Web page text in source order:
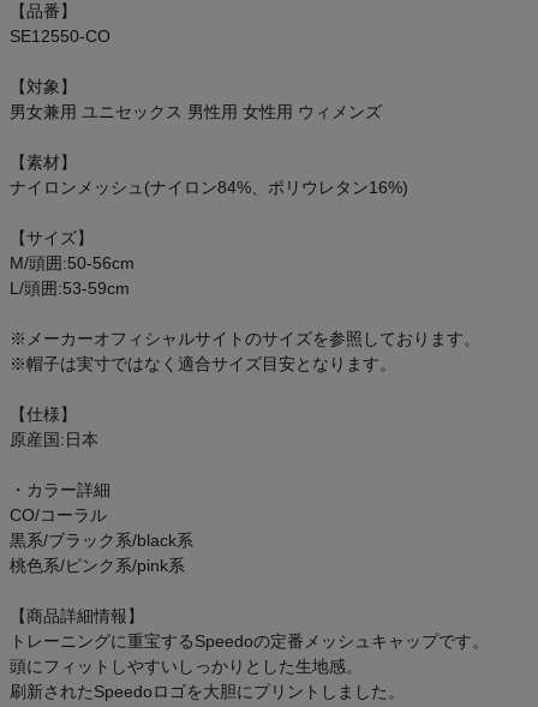
お気に入り
ご利用ガイド
クーポン一覧
プロテイン・サプリメントまとめ買い
アウトレットセール
スタッフコーディネート
【品番】
SE12550-CO
【対象】
男女兼用 ユニセックス 男性用 女性用 ウィメンズ
【素材】
ナイロンメッシュ(ナイロン84%、ポリウレタン16%)
【サイズ】
M/頭囲:50-56cm
L/頭囲:53-59cm
※メーカーオフィシャルサイトのサイズを参照しております。
※帽子は実寸ではなく適合サイズ目安となります。
【仕様】
原産国:日本
・カラー詳細
CO/コーラル
黒系/ブラック系/black系
桃色系/ピンク系/pink系
【商品詳細情報】
トレーニングに重宝するSpeedoの定番メッシュキャップです。
頭にフィットしやすいしっかりとした生地感。
刷新されたSpeedoロゴを大胆にプリントしました。